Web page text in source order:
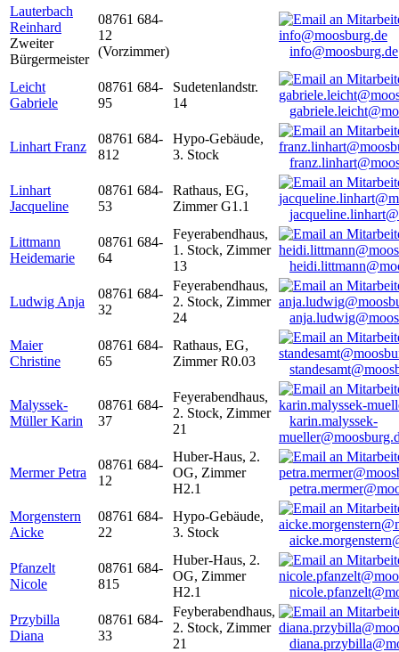
Lauterbach
Reinhard
Zweiter
Bürgermeister
08761 684-
12
(Vorzimmer)
info@moosburg.de
Leicht
Gabriele
08761 684-
95
Sudetenlandstr.
14
Linhart Franz
08761 684-
812
Hypo-Gebäude,
3. Stock
Linhart
Jacqueline
08761 684-
53
Rathaus, EG,
Zimmer G1.1
Littmann
Heidemarie
08761 684-
64
Feyerabendhaus,
1. Stock, Zimmer
13
Ludwig Anja
08761 684-
32
Feyerabendhaus,
2. Stock, Zimmer
24
Maier
Christine
08761 684-
65
Rathaus, EG,
Zimmer R0.03
Malyssek-
Müller Karin
08761 684-
37
Feyerabendhaus,
2. Stock, Zimmer
21
karin.malyssek-
Mermer Petra
08761 684-
12
Huber-Haus, 2.
OG, Zimmer
H2.1
Morgenstern
Aicke
08761 684-
22
Hypo-Gebäude,
3. Stock
Pfanzelt
Nicole
08761 684-
815
Huber-Haus, 2.
OG, Zimmer
H2.1
Przybilla
Diana
08761 684-
33
Feyberabendhaus,
2. Stock, Zimmer
21